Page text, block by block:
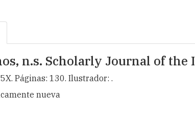
n.s. Scholarly Journal of
Páginas: 130. Ilustrador: .
nueva